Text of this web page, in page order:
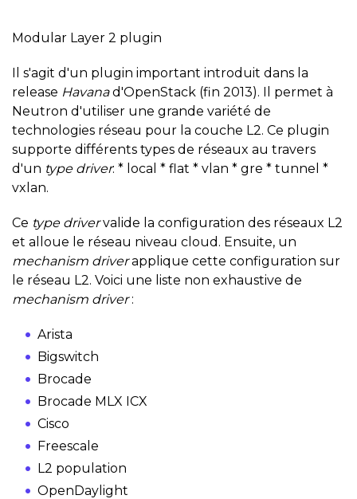
Modular Layer 2 plugin
Il s'agit d'un plugin important introduit dans la
release Havanad'OpenStack (fin 2013). Il permet à
Neutron d'utiliser une grande variété de
technologies réseau pour la couche L2. Ce plugin
supporte différents types de réseaux au travers
d'un type driver: * local * flat * vlan * gre * tunnel *
vxlan.
Ce type drivervalide la configuration des réseaux L2
et alloue le réseau niveau cloud. Ensuite, un
mechanism driverapplique cette configuration sur
le réseau L2. Voici une liste non exhaustive de
mechanism driver:
Arista
Bigswitch
Brocade
Brocade MLX ICX
Cisco
Freescale
L2 population
OpenDaylight